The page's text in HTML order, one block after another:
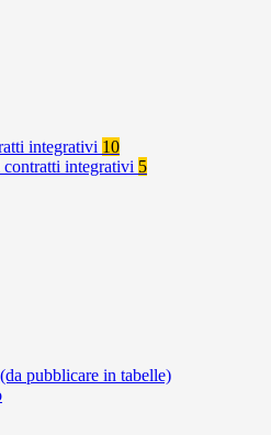
integrativi 10
contratti integrativi 5
pubblicare in tabelle)